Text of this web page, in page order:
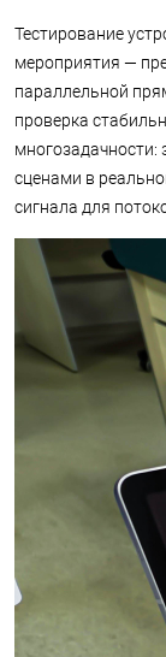
Тестирование
мероприятия —
параллельной
проверка
многозадачности:
сценами в
сигнала для